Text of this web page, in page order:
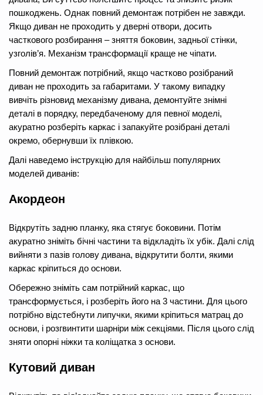
пошкоджень. Однак повний демонтаж потрібен не завжди.
Якщо диван не проходить у дверні отвори, досить
часткового розбирання – зняття боковин, задньої стінки,
узголів’я. Механізм трансформації краще не чіпати.
Повний демонтаж потрібний, якщо частково розібраний
диван не проходить за габаритами. У такому випадку
вивчіть різновид механізму дивана, демонтуйте знімні
деталі в порядку, передбаченому для певної моделі,
акуратно розберіть каркас і запакуйте розібрані деталі
окремо, обернувши їх плівкою.
Далі наведемо інструкцію для найбільш популярних
моделей диванів:
Акордеон
Відкрутіть задню планку, яка стягує боковини. Потім
акуратно зніміть бічні частини та відкладіть їх убік. Далі слід
вийняти з пазів голову дивана, відкрутити болти, якими
каркас кріпиться до основи.
Обережно зніміть сам потрійний каркас, що
трансформується, і розберіть його на 3 частини. Для цього
потрібно відстебнути липучки, якими кріпиться матрац до
основи, і розгвинтити шарніри між секціями. Після цього слід
зняти опорні ніжки та коліщатка з основи.
Кутовий диван